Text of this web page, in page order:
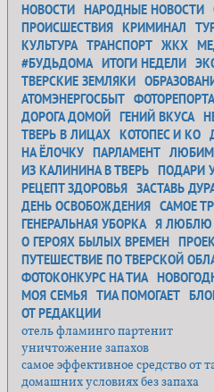
НОВОСТИ НАРОДНЫЕ НОВОСТИ
ПРОИСШЕСТВИЯ КРИМИНАЛ
КУЛЬТУРА ТРАНСПОРТ ЖКХ
#БУДЬДОМА ИТОГИ НЕДЕЛИ
ТВЕРСКИЕ ЗЕМЛЯКИ
АТОМЭНЕРГОСБЫТ
ДОРОГА ДОМОЙ ГЕНИЙ ВКУСА
ТВЕРЬ В ЛИЦАХ КОТОПЕС И КО
НА ЁЛОЧКУ ПАРЛАМЕНТ
ИЗ КАЛИНИНА В ТВЕРЬ ПОДАРИ
РЕЦЕПТ ЗДОРОВЬЯ ЗАСТАВЬ
ДЕНЬ ОСВОБОЖДЕНИЯ САМОЕ
ГЕНЕРАЛЬНАЯ УБОРКА Я ЛЮБЛЮ
О ГЕРОЯХ БЫЛЫХ ВРЕМЕН
ПУТЕШЕСТВИЕ ПО ТВЕРСКОЙ
ФОТОКОНКУРС НА ТИА
МОЯ СЕМЬЯ ТИА ПОМОГАЕТ
ОТ РЕДАКЦИИ
отель фламинго партенит
уничтожение запахов
самое эффективное средство от
домашних условиях без запаха